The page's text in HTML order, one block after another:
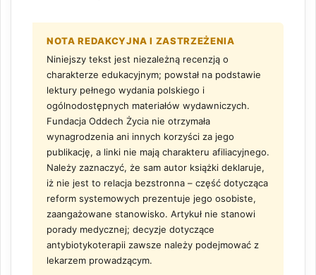
NOTA REDAKCYJNA I ZASTRZEŻENIA
Niniejszy tekst jest niezależną recenzją o
charakterze edukacyjnym; powstał na podstawie
lektury pełnego wydania polskiego i
ogólnodostępnych materiałów wydawniczych.
Fundacja Oddech Życia nie otrzymała
wynagrodzenia ani innych korzyści za jego
publikację, a linki nie mają charakteru afiliacyjnego.
Należy zaznaczyć, że sam autor książki deklaruje,
iż nie jest to relacja bezstronna – część dotycząca
reform systemowych prezentuje jego osobiste,
zaangażowane stanowisko. Artykuł nie stanowi
porady medycznej; decyzje dotyczące
antybiotykoterapii zawsze należy podejmować z
lekarzem prowadzącym.